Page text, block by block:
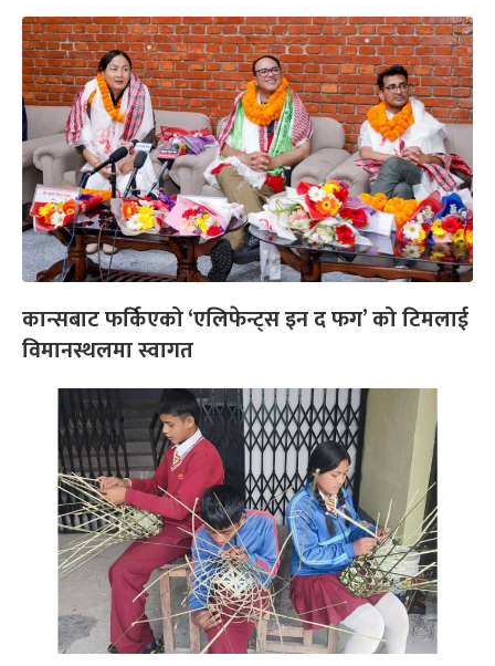
कान्सबाट फर्किएको ‘एलिफेन्ट्स इन द फग’ को टिमलाई
विमानस्थलमा स्वागत